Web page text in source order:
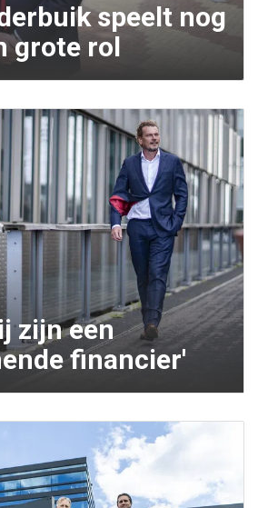
speelt nog
grote rol
zijn een
financier'